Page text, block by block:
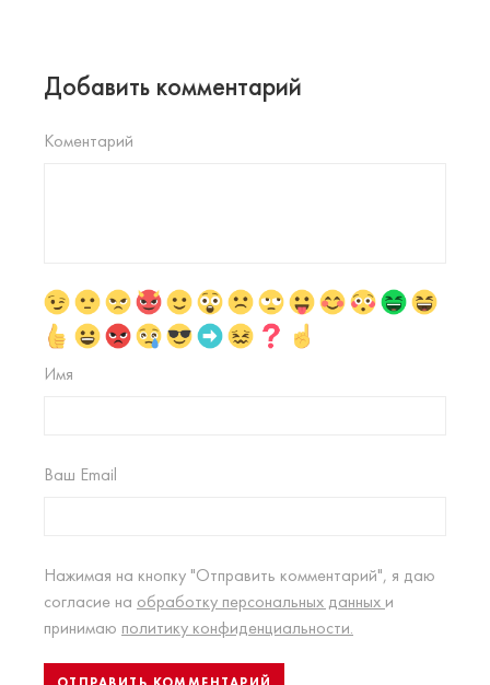
Добавить комментарий
Коментарий
Имя
Ваш Email
Нажимая на кнопку "Отправить комментарий", я даю
согласие на обработку персональных данных и
принимаю политику конфиденциальности.